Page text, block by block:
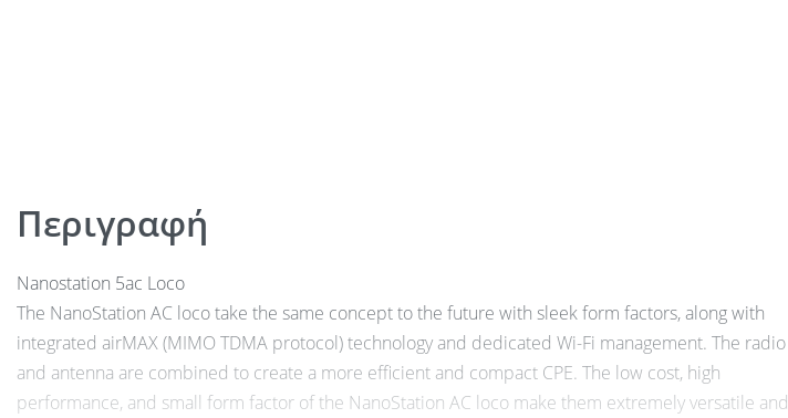
Περιγραφή
Nanostation 5ac Loco
The NanoStation AC loco take the same concept to the future with sleek form factors, along with
integrated airMAX (MIMO TDMA protocol) technology and dedicated Wi-Fi management. The radio
and antenna are combined to create a more efficient and compact CPE. The low cost, high
performance, and small form factor of the NanoStation AC loco make them extremely versatile and